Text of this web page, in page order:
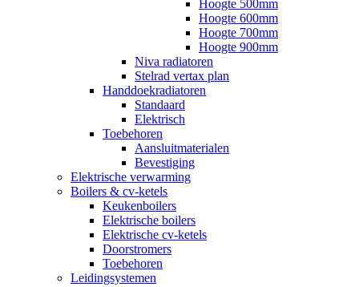
Hoogte 500mm
Hoogte 600mm
Hoogte 700mm
Hoogte 900mm
Niva radiatoren
Stelrad vertax plan
Handdoekradiatoren
Standaard
Elektrisch
Toebehoren
Aansluitmaterialen
Bevestiging
Elektrische verwarming
Boilers & cv-ketels
Keukenboilers
Elektrische boilers
Elektrische cv-ketels
Doorstromers
Toebehoren
Leidingsystemen